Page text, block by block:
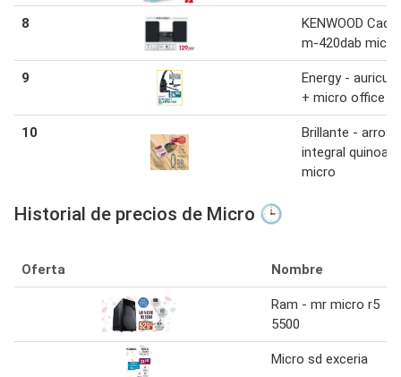
8
KENWOOD
m-420dab
9
Energy -
+ micro office
10
Brillante - arros
integral quinoa
micro
Historial de precios de Micro 🕒
Oferta Nombre
Ram - mr micro r5
5500
Micro sd exceria